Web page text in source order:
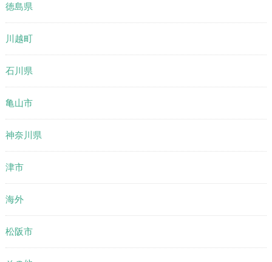
徳島県
川越町
石川県
亀山市
神奈川県
津市
海外
松阪市